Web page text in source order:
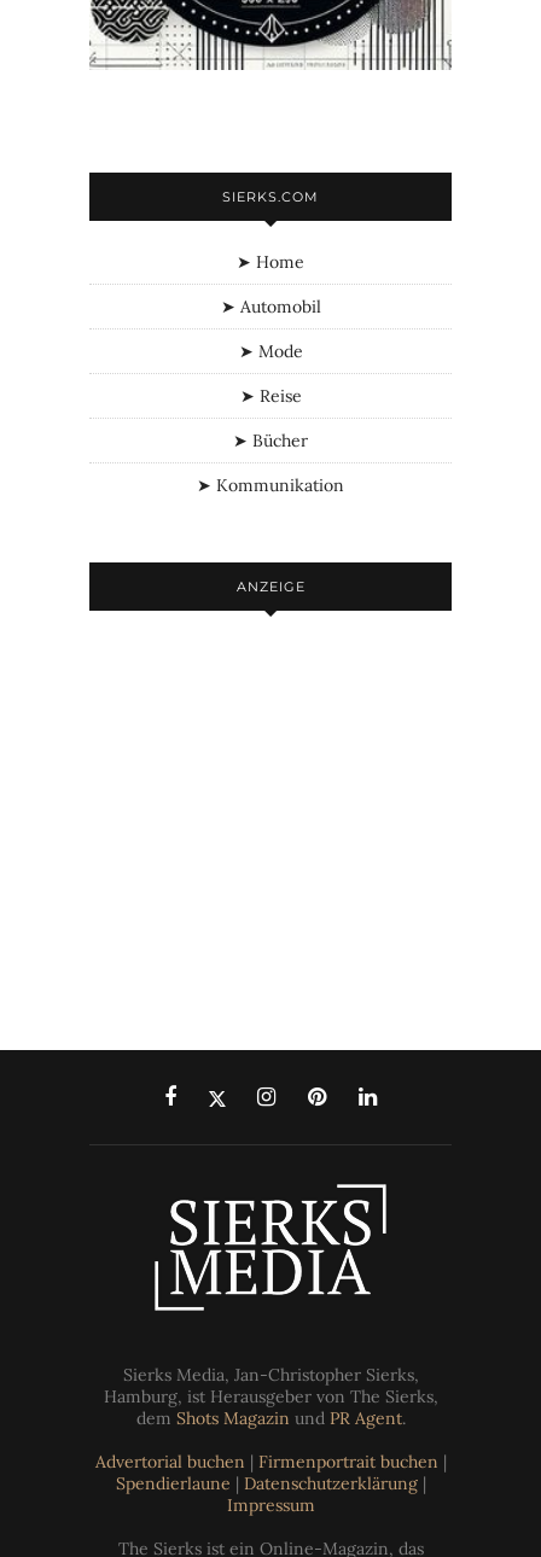
SIERKS.COM
➤ Home
➤ Automobil
➤ Mode
➤ Reise
➤ Bücher
➤ Kommunikation
ANZEIGE
Sierks Media, Jan-Christopher Sierks,
Hamburg, ist Herausgeber von The Sierks,
dem Shots Magazin und PR Agent.
Advertorial buchen | Firmenportrait buchen |
Spendierlaune | Datenschutzerklärung|
Impressum
The Sierks ist ein Online-Magazin, das